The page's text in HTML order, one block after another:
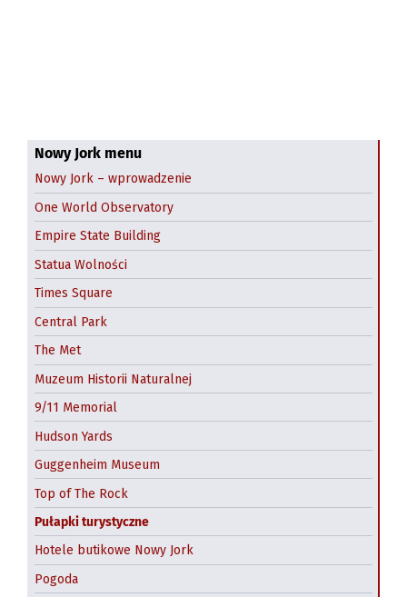
Nowy Jork menu
Nowy Jork – wprowadzenie
One World Observatory
Empire State Building
Statua Wolności
Times Square
Central Park
The Met
Muzeum Historii Naturalnej
9/11 Memorial
Hudson Yards
Guggenheim Museum
Top of The Rock
Pułapki turystyczne
Hotele butikowe Nowy Jork
Pogoda